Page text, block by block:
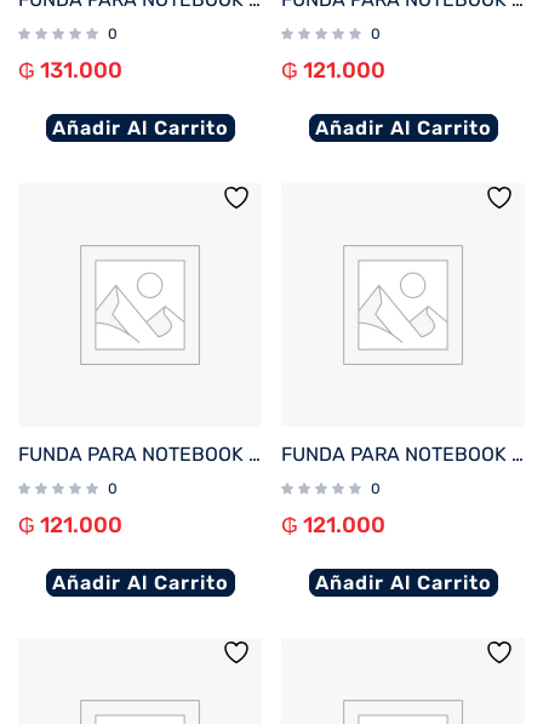
0
₲ 131.000
Añadir Al Carrito
0
₲ 121.000
Añadir Al Carrito
FUNDA PARA NOTEBOOK FTX SEDA-BR 14.1″ MARRON
0
₲ 121.000
Añadir Al Carrito
FUNDA PARA NOTEBOOK FTX SEDA-LC 14.1″ LILA
0
₲ 121.000
Añadir Al Carrito